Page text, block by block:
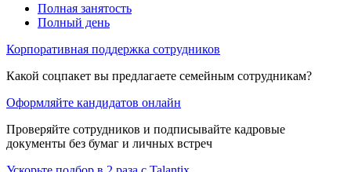
Полная занятость
Полный день
Корпоративная поддержка сотрудников
Какой соцпакет вы предлагаете семейным сотрудникам?
Оформляйте кандидатов онлайн
Проверяйте сотрудников и подписывайте кадровые
документы без бумаг и личных встреч